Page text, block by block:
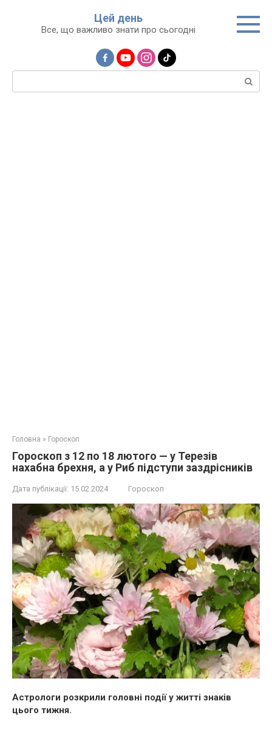
Цей день
Все, що важливо знати про сьогодні
Пошук:
Головна » Гороскоп
Гороскоп з 12 по 18 лютого — у Терезів
нахабна брехня, а у Риб підступи заздрісників
Дата публікації: 15.02.2024 Гороскоп
Астрологи розкрили головні події у житті знаків
цього тижня.